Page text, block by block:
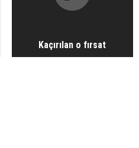
Kaçırılan o fırsat